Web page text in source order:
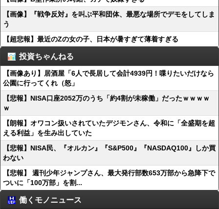
【画像】『戦争反対』を叫ぶ平和団体、最悪な場所でデモをしてしま
う
【超悲報】最近のZの女の子、日本が暑すぎて薄着すぎる
投資ちゃんねる
【画像あり】居酒屋「6人で長居して会計4939円！喋りたいだけなら
公園に行ってくれ（怒」
【悲報】NISA口座2052万のうち「約4割が未稼働」だったｗｗｗｗ
ｗ
【朗報】オワコン扱いされていたデジモンさん、令和に「全盛期を超
える利益」を生み出していた
【悲報】NISA民、『オルカン』『S&P500』『NASDAQ100』しか買
わない
【悲報】 週刊少年ジャンプさん、最大発行部数653万部から急降下で
ついに「100万部」を割...
働くモノニュース